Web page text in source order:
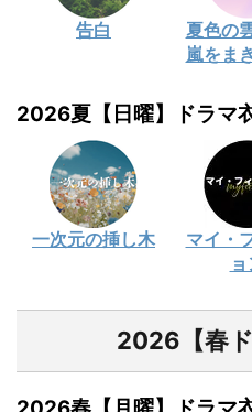
告白
夏色の
嵐をま
2026夏【日曜】ドラマ
一次元の挿し木
マイ・
2026【春